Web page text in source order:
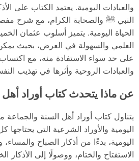
والعبادات اليومية. يعتمد الكتاب على
النبي ﷺ والصحابة الكرام، مع شرح
الحياة اليومية. يتميز أسلوب عثمان
العلمي والسهولة في العرض، بحيث يمكن
على حد سواء الاستفادة منه، مع
والعبادات الروحية وأثرها في تهذيب
عن ماذا يتحدث كتاب أوراد
يتناول كتاب أوراد أهل السنة والجماعة
اليومية والأوراد الشرعية التي
اليومية، بدءًا من أذكار الصباح والمساء،
الاستفتاح والختام، ووصولًا إلى الأذكار